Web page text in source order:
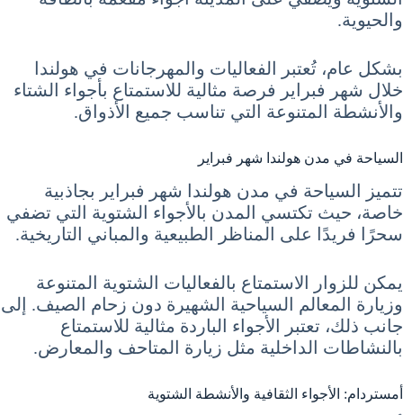
والحيوية.
بشكل عام، تُعتبر الفعاليات والمهرجانات في هولندا
خلال شهر فبراير فرصة مثالية للاستمتاع بأجواء الشتاء
والأنشطة المتنوعة التي تناسب جميع الأذواق.
السياحة في مدن هولندا شهر فبراير
تتميز السياحة في مدن هولندا شهر فبراير بجاذبية
خاصة، حيث تكتسي المدن بالأجواء الشتوية التي تضفي
سحرًا فريدًا على المناظر الطبيعية والمباني التاريخية.
يمكن للزوار الاستمتاع بالفعاليات الشتوية المتنوعة
وزيارة المعالم السياحية الشهيرة دون زحام الصيف. إلى
جانب ذلك، تعتبر الأجواء الباردة مثالية للاستمتاع
بالنشاطات الداخلية مثل زيارة المتاحف والمعارض.
أمستردام: الأجواء الثقافية والأنشطة الشتوية